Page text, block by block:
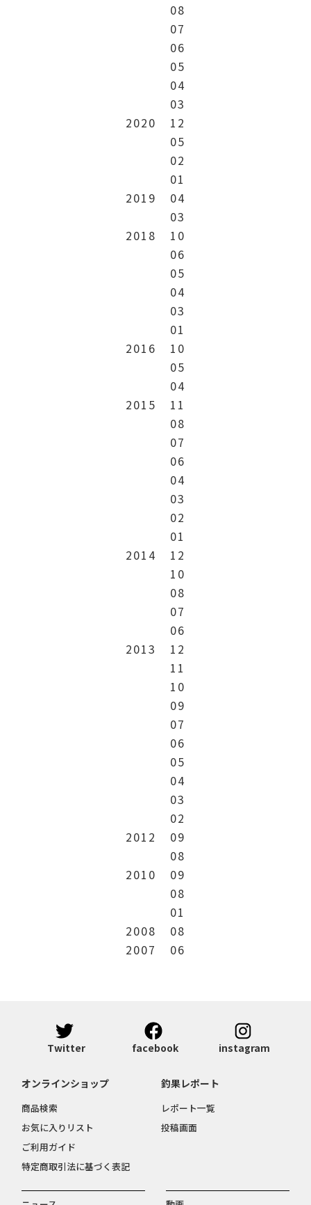
08
07
06
05
04
03
2020
12
05
02
01
2019
04
03
2018
10
06
05
04
03
01
2016
10
05
04
2015
11
08
07
06
04
03
02
01
2014
12
10
08
07
06
2013
12
11
10
09
07
06
05
04
03
02
2012
09
08
2010
09
08
01
2008
08
2007
06
Twitter facebook instagram
オンラインショップ
商品検索
お気に入りリスト
ご利用ガイド
特定商取引法に基づく表記
釣果レポート
レポート一覧
投稿画面